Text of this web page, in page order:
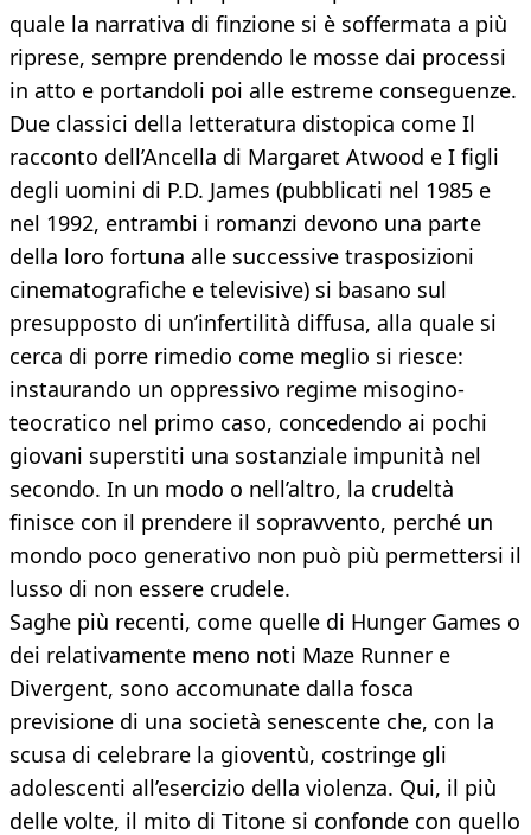
quale la narrativa di finzione si è soffermata a più
riprese, sempre prendendo le mosse dai processi
in atto e portandoli poi alle estreme conseguenze.
Due classici della letteratura distopica come Il
racconto dell’Ancella di Margaret Atwood e I figli
degli uomini di P.D. James (pubblicati nel 1985 e
nel 1992, entrambi i romanzi devono una parte
della loro fortuna alle successive trasposizioni
cinematografiche e televisive) si basano sul
presupposto di un’infertilità diffusa, alla quale si
cerca di porre rimedio come meglio si riesce:
instaurando un oppressivo regime misogino-
teocratico nel primo caso, concedendo ai pochi
giovani superstiti una sostanziale impunità nel
secondo. In un modo o nell’altro, la crudeltà
finisce con il prendere il sopravvento, perché un
mondo poco generativo non può più permettersi il
lusso di non essere crudele.
Saghe più recenti, come quelle di Hunger Games o
dei relativamente meno noti Maze Runner e
Divergent, sono accomunate dalla fosca
previsione di una società senescente che, con la
scusa di celebrare la gioventù, costringe gli
adolescenti all’esercizio della violenza. Qui, il più
delle volte, il mito di Titone si confonde con quello